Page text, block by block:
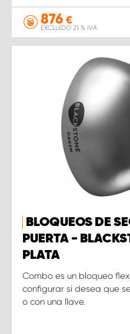
876 €
EXCLUIDO 21 % IVA
BLOQUEOS DE
PUERTA -
PLATA
Combo es un bloqueo
configurar si desea que
o con una llave.